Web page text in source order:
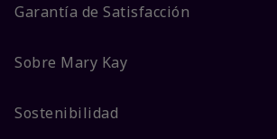
Garantía de Satisfacción
Sobre Mary Kay
Sostenibilidad